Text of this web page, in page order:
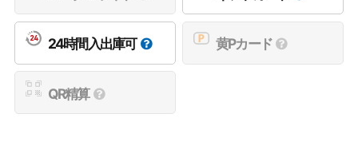
24時間入出庫可 黄Pカード
QR精算